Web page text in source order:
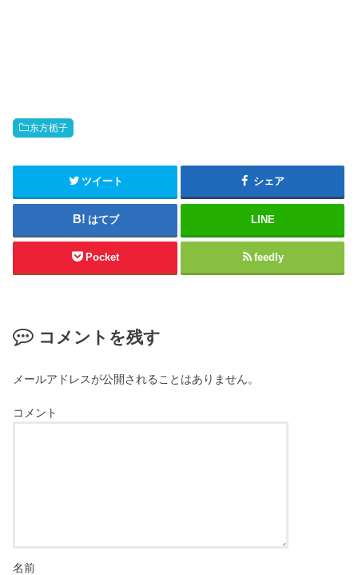
东方栀子
ツイート シェア
はてブ LINE
Pocket feedly
コメントを残す
メールアドレスが公開されることはありません。
コメント
名前